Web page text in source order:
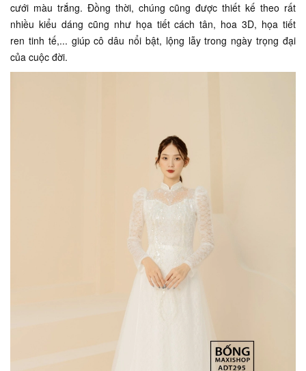
cưới màu trắng. Đồng thời, chúng cũng được thiết kế theo rất
nhiều kiểu dáng cũng như họa tiết cách tân, hoa 3D, họa tiết
ren tinh tế,... giúp cô dâu nổi bật, lộng lẫy trong ngày trọng đại
của cuộc đời.